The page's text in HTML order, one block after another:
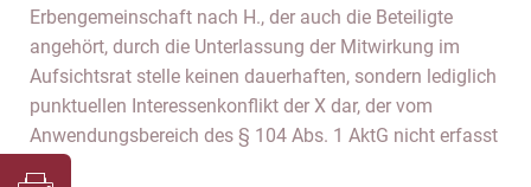
Erbengemeinschaft nach H., der auch die Beteiligte
angehört, durch die Unterlassung der Mitwirkung im
Aufsichtsrat stelle keinen dauerhaften, sondern lediglich
punktuellen Interessenkonflikt der X dar, der vom
Anwendungsbereich des § 104 Abs. 1 AktG nicht erfasst